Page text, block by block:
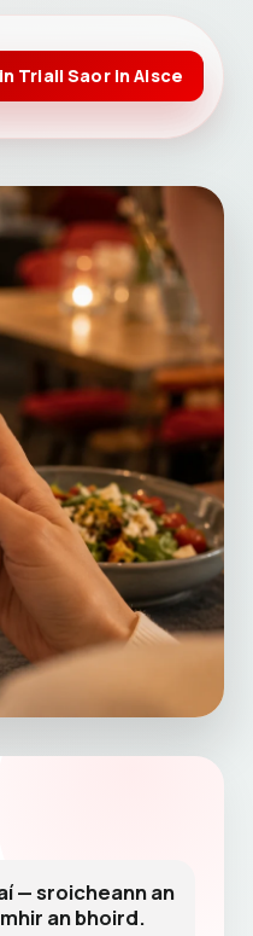
Triail Saor in Aisce
— sroicheann an
an bhoird.